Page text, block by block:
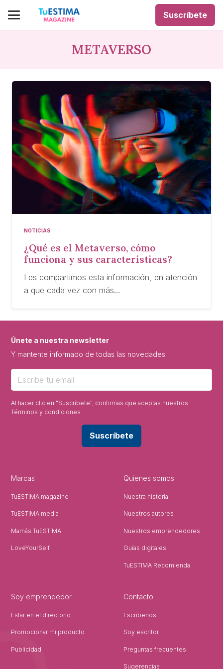
Suscríbete
METAVERSO
NOTICIAS
¿Qué es el Metaverso, cómo
funciona y sus características?
Les compartimos esta información, en atención
a que cada vez con más…
Únete a nuestra newsletter
Y mantente informado de todas las novedades.
Al hacer clic en "Suscríbete", confirmas que aceptas nuestros
Términos y condiciones
Suscríbete
Marcas
TuESTIMA magazine
TuESTIMA media
Mamás TuESTIMA
LoveYourSelf
Quienes somos
Nuestra historia
Nuestros autores
Nuestros emprendedores
Guías digitales
TuESTIMA Recomienda
Soy emprendedor
Estar en el directorio
Promocionar mi producto
Publicidad
Contacto
Escríbenos
Soy escritor
Preguntas frecuentes
Sugerencias